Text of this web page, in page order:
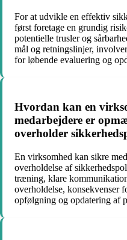
For at udvikle en effektiv
først foretage en grundig
potentielle trusler og
mål og retningslinjer,
for løbende evaluering og
Hvordan kan en
medarbejdere er
overholder
En virksomhed kan sikre
overholdelse af
træning, klare
overholdelse, konsekvenser
opfølgning og opdatering af